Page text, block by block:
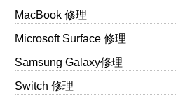
MacBook 修理
Microsoft Surface 修理
Samsung Galaxy修理
Switch 修理